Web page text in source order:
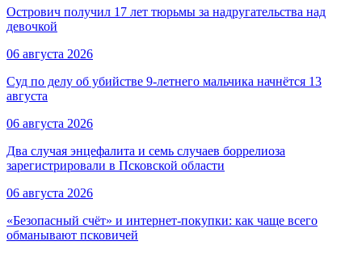
Острович получил 17 лет тюрьмы за надругательства над
девочкой
06 августа 2026
Суд по делу об убийстве 9-летнего мальчика начнётся 13
августа
06 августа 2026
Два случая энцефалита и семь случаев боррелиоза
зарегистрировали в Псковской области
06 августа 2026
«Безопасный счёт» и интернет-покупки: как чаще всего
обманывают псковичей